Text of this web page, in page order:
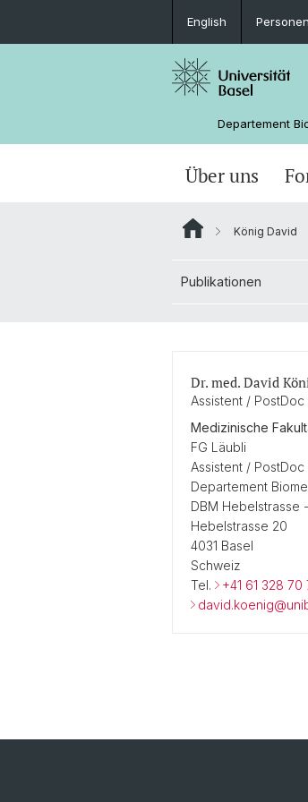
English Personen
Departement
Über uns
König David
Publikationen
Dr. med. David
Assistent / PostDoc
Medizinische
FG Läubli
Assistent / PostDoc
Departement
DBM Hebelstrasse
Hebelstrasse 20
4031 Basel
Schweiz
Tel.
+41 61 328 70